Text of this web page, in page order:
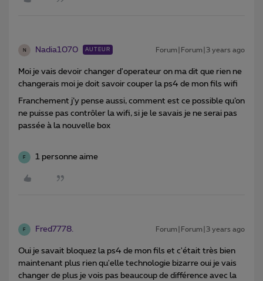
N Nadia1070 AUTEUR Forum|Forum|3 years ago
Moi je vais devoir changer d'operateur on ma dit que rien ne
changerais moi je doit savoir couper la ps4 de mon fils wifi
Franchement j’y pense aussi, comment est ce possible qu’on
ne puisse pas contrôler la wifi, si je le savais je ne serai pas
passée à la nouvelle box
F 1 personne aime
F Fred7778. Forum|Forum|3 years ago
Oui je savait bloquez la ps4 de mon fils et c'était très bien
maintenant plus rien qu'elle technologie bizarre oui je vais
changer de plus je vois pas beaucoup de différence avec la